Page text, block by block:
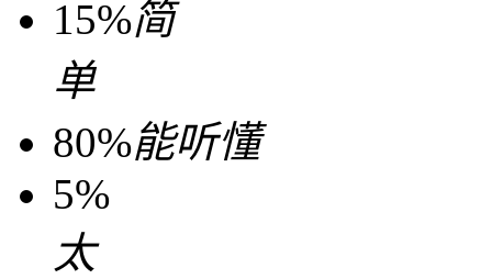
15%简
单
80%能听懂
5%
太